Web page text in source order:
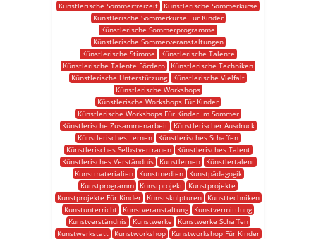
Künstlerische Sommerfreizeit
Künstlerische Sommerkurse
Künstlerische Sommerkurse Für Kinder
Künstlerische Sommerprogramme
Künstlerische Sommerveranstaltungen
Künstlerische Stimme
Künstlerische Talente
Künstlerische Talente Fördern
Künstlerische Techniken
Künstlerische Unterstützung
Künstlerische Vielfalt
Künstlerische Workshops
Künstlerische Workshops Für Kinder
Künstlerische Workshops Für Kinder Im Sommer
Künstlerische Zusammenarbeit
Künstlerischer Ausdruck
Künstlerisches Lernen
Künstlerisches Schaffen
Künstlerisches Selbstvertrauen
Künstlerisches Talent
Künstlerisches Verständnis
Kunstlernen
Künstlertalent
Kunstmaterialien
Kunstmedien
Kunstpädagogik
Kunstprogramm
Kunstprojekt
Kunstprojekte
Kunstprojekte Für Kinder
Kunstskulpturen
Kunsttechniken
Kunstunterricht
Kunstveranstaltung
Kunstvermittlung
Kunstverständnis
Kunstwerke
Kunstwerke Schaffen
Kunstwerkstatt
Kunstworkshop
Kunstworkshop Für Kinder